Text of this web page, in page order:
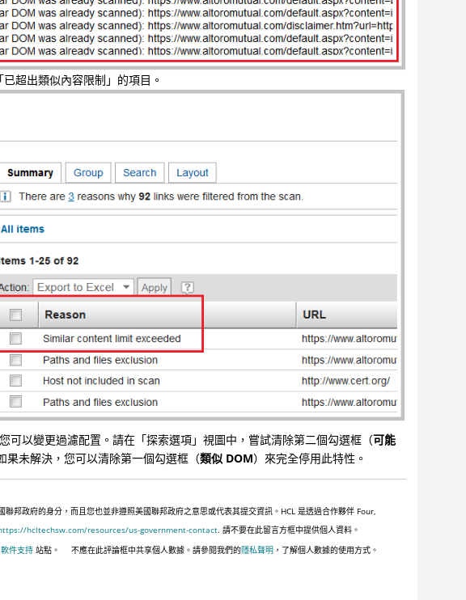
已超出類似內容限制」的項目。
可以變更過濾配置。請在「探索選項」視圖中，嘗試清除第二個勾選框（可能
果未解決，您可以清除第一個勾選框（類似 DOM）來完全停用此特性。
邦政府的身分，而且您也並非遵照美國聯邦政府之意思或代表其提交資訊。HCL 是透過合作夥伴 Four,
hcltechsw.com/resources/us-government-contact. 請不要在此留言方框中提供個人資料。
軟件支持 站點。 不應在此評論框中共享個人數據。請參閱我們的隱私聲明 ，了解個人數據的使用方式。